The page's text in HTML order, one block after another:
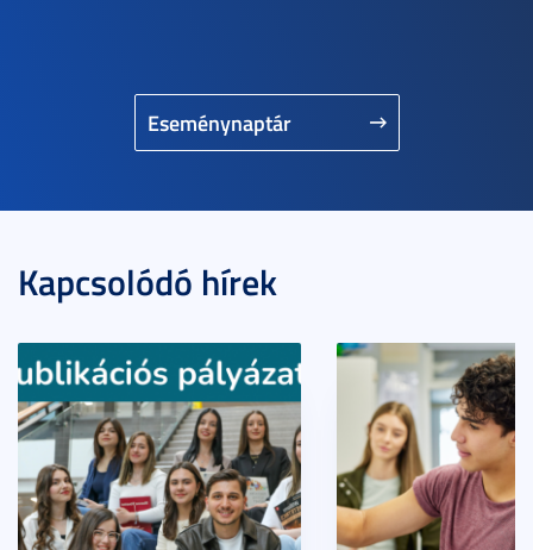
Eseménynaptár
Kapcsolódó hírek